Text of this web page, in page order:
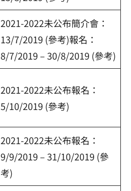
2021-2022未公布簡介會：
13/7/2019 (參考)報名：
8/7/2019 – 30/8/2019 (參考)
2021-2022未公布報名：
5/10/2019 (參考)
2021-2022未公布報名：
9/9/2019 – 31/10/2019 (參
考)